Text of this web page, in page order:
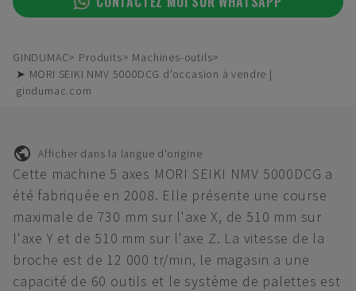
GINDUMAC Produits
Machines-outils
➤ MORI SEIKI NMV 5000DCG d'occasion à vendre |
gindumac.com
Afficher dans la langue d'origine
Cette machine 5 axes MORI SEIKI NMV 5000DCG a
été fabriquée en 2008. Elle présente une course
maximale de 730 mm sur l'axe X, de 510 mm sur
l'axe Y et de 510 mm sur l'axe Z. La vitesse de la
broche est de 12 000 tr/min, le magasin a une
capacité de 60 outils et le système de palettes est